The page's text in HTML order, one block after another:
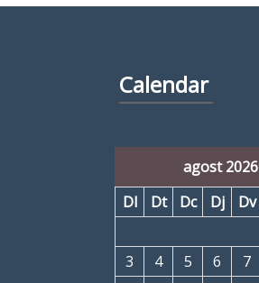
Calendar
agost 2026
Dl
Dt Dc Dj Dv
3
4 5 6 7